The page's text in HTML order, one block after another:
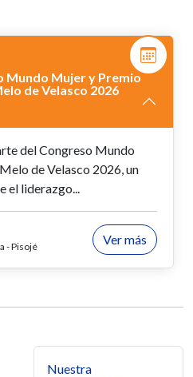
Mundo Mujer y Premio
de Velasco 2026
del Congreso Mundo
de Velasco 2026, un
el liderazgo...
- Pisojé
Ver más
Nuestra